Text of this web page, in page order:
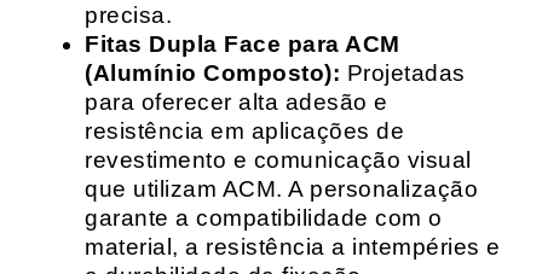
precisa.
Fitas Dupla Face para ACM
(Alumínio Composto): Projetadas
para oferecer alta adesão e
resistência em aplicações de
revestimento e comunicação visual
que utilizam ACM. A personalização
garante a compatibilidade com o
material, a resistência a intempéries e